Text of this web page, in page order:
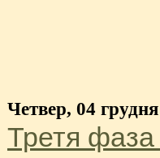
Четвер, 04
Третя